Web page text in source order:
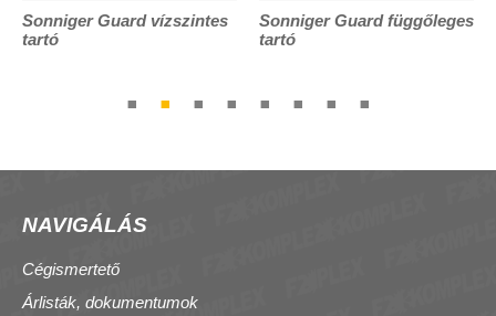
Sonniger Guard vízszintes
tartó
Sonniger Guard függőleges
tartó
NAVIGÁLÁS
Cégismertető
Árlisták, dokumentumok